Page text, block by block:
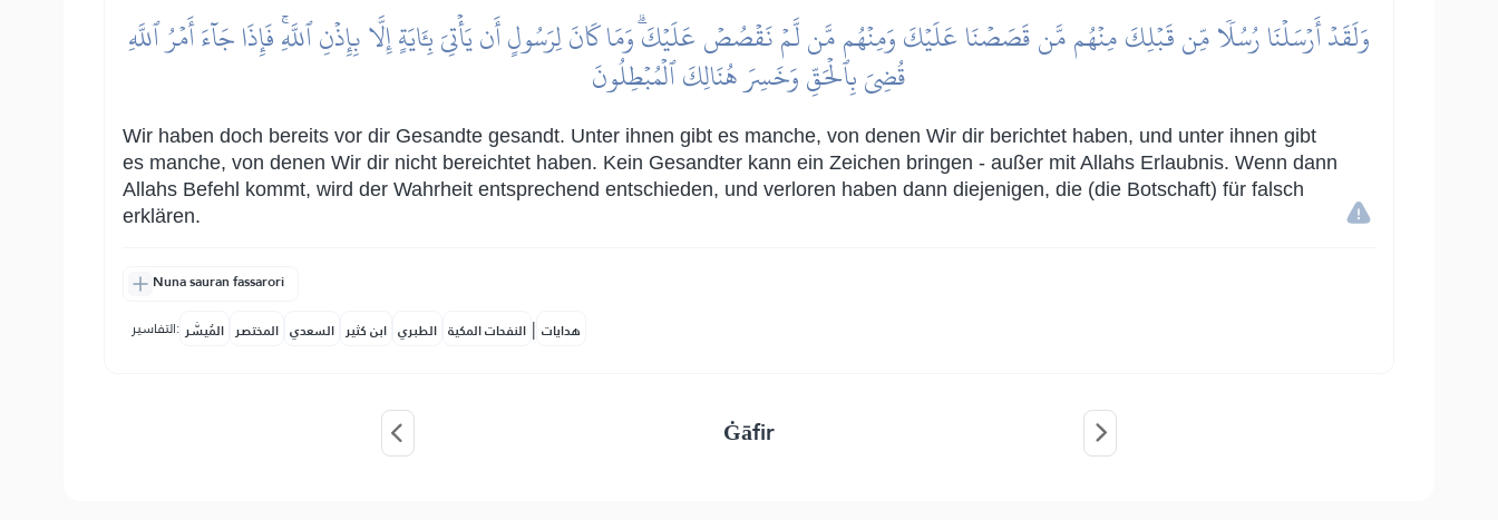
وَلَقَدۡ أَرۡسَلۡنَا رُسُلٗا مِّن قَبۡلِكَ مِنۡهُم مَّن قَصَصۡنَا عَلَيۡكَ وَمِنۡهُم مَّن لَّمۡ نَقۡصُصۡ عَلَيۡكَۗ وَمَا كَانَ لِرَسُولٍ أَن يَأۡتِيَ بِـَٔايَةٍ إِلَّا بِإِذۡنِ ٱللَّهِۚ فَإِذَا جَآءَ أَمۡرُ ٱللَّهِ
قُضِيَ بِٱلۡحَقِّ وَخَسِرَ هُنَالِكَ ٱلۡمُبۡطِلُونَ
Wir haben doch bereits vor dir Gesandte gesandt. Unter ihnen gibt es manche, von denen Wir dir berichtet haben, und unter ihnen gibt
es manche, von denen Wir dir nicht bereichtet haben. Kein Gesandter kann ein Zeichen bringen - außer mit Allahs Erlaubnis. Wenn dann
Allahs Befehl kommt, wird der Wahrheit entsprechend entschieden, und verloren haben dann diejenigen, die (die Botschaft) für falsch
erklären.
Nuna sauran fassarori
التفاسير: المُيسَّر المختصر السعدي ابن كثير الطبري النفحات المكية | هدايات
Ġāfir